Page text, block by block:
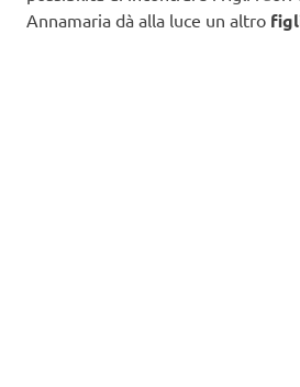
Annamaria dà alla luce un altro